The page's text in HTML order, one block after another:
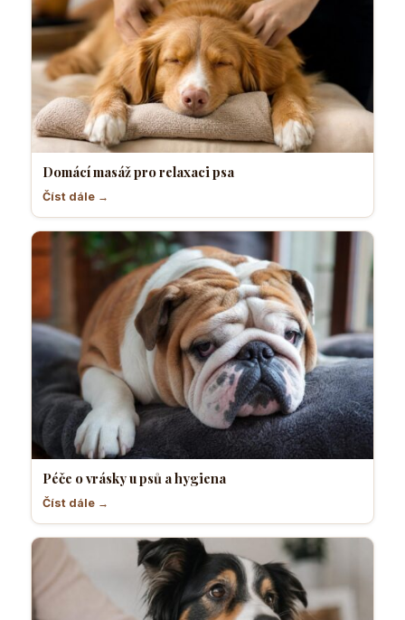
Domácí masáž pro relaxaci psa
Číst dále →
Péče o vrásky u psů a hygiena
Číst dále →